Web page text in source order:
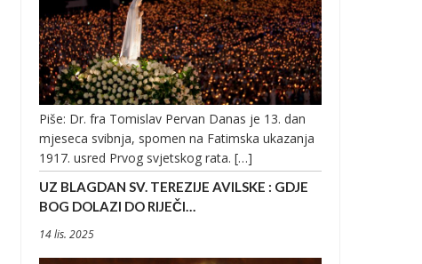
Piše: Dr. fra Tomislav Pervan Danas je 13. dan
mjeseca svibnja, spomen na Fatimska ukazanja
1917. usred Prvog svjetskog rata. […]
UZ BLAGDAN SV. TEREZIJE AVILSKE : GDJE
BOG DOLAZI DO RIJEČI…
14 lis. 2025